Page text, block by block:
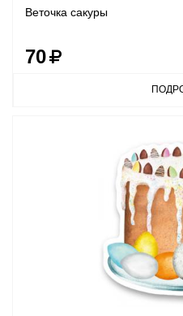
Веточка сакуры
70